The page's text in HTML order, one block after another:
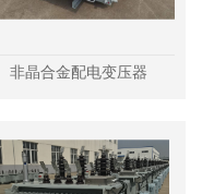
非晶合金配电变压器